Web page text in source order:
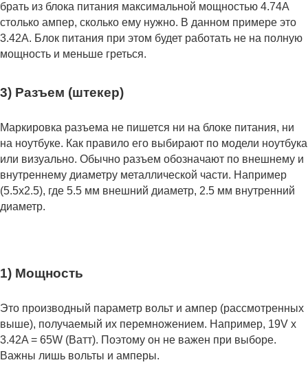
брать из блока питания максимальной мощностью 4.74А
столько ампер, сколько ему нужно. В данном примере это
3.42А. Блок питания при этом будет работать не на полную
мощность и меньше греться.
3) Разъем (штекер)
Маркировка разъема не пишется ни на блоке питания, ни
на ноутбуке. Как правило его выбирают по модели ноутбука
или визуально. Обычно разъем обозначают по внешнему и
внутреннему диаметру металлической части. Например
(5.5x2.5), где 5.5 мм внешний диаметр, 2.5 мм внутренний
диаметр.
1) Мощность
Это производный параметр вольт и ампер (рассмотренных
выше), получаемый их перемножением. Например, 19V x
3.42A = 65W (Ватт). Поэтому он не важен при выборе.
Важны лишь вольты и амперы.